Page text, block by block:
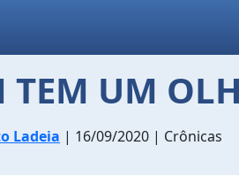
TEM UM
Ladeia | 16/09/2020 | Crônicas